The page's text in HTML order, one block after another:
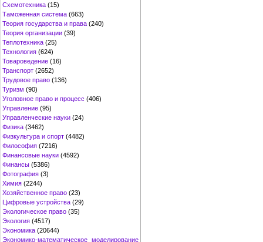
Схемотехника (15)
Таможенная система (663)
Теория государства и права (240)
Теория организации (39)
Теплотехника (25)
Технология (624)
Товароведение (16)
Транспорт (2652)
Трудовое право (136)
Туризм (90)
Уголовное право и процесс (406)
Управление (95)
Управленческие науки (24)
Физика (3462)
Физкультура и спорт (4482)
Философия (7216)
Финансовые науки (4592)
Финансы (5386)
Фотография (3)
Химия (2244)
Хозяйственное право (23)
Цифровые устройства (29)
Экологическое право (35)
Экология (4517)
Экономика (20644)
Экономико-математическое моделирование